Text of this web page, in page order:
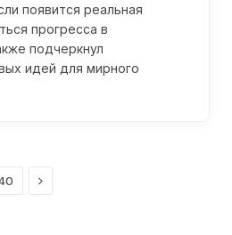
появится реальная
прогресса в
подчеркнул
идей для мирного
Next